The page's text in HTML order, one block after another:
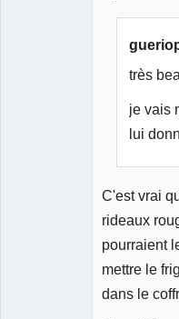
très
je vais
lui
C'est vrai
rideaux
pourraient
mettre le
dans le